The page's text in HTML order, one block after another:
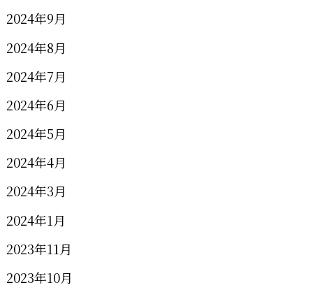
2024年9月
2024年8月
2024年7月
2024年6月
2024年5月
2024年4月
2024年3月
2024年1月
2023年11月
2023年10月